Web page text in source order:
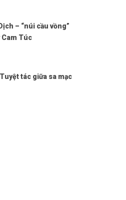
– “núi cầu vồng”
Túc
tác giữa sa mạc